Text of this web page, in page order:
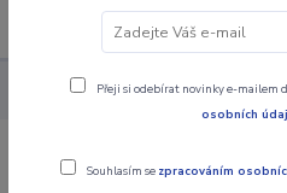
Nástroje - Kovoobrábění
MVJNR/L
Přeji si odebírat novinky e-mailem
osobních
Souhlasím se zpracováním